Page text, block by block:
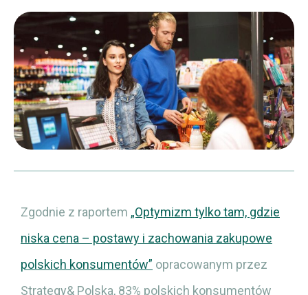
Zgodnie z raportem „Optymizm tylko tam, gdzie
niska cena – postawy i zachowania zakupowe
polskich konsumentów” opracowanym przez
Strategy& Polska, 83% polskich konsumentów